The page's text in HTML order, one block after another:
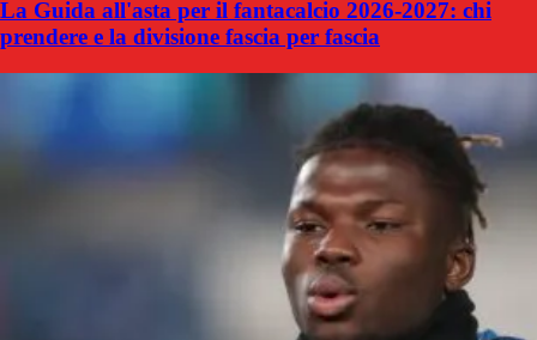
La Guida all'asta per il fantacalcio 2026-2027: chi
prendere e la divisione fascia per fascia